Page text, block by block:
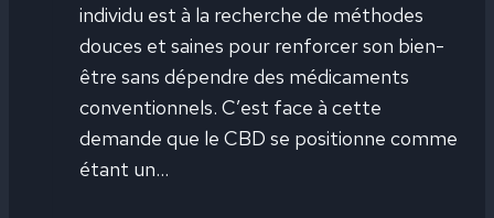
individu est à la recherche de méthodes
douces et saines pour renforcer son bien-
être sans dépendre des médicaments
conventionnels. C’est face à cette
demande que le CBD se positionne comme
étant un…